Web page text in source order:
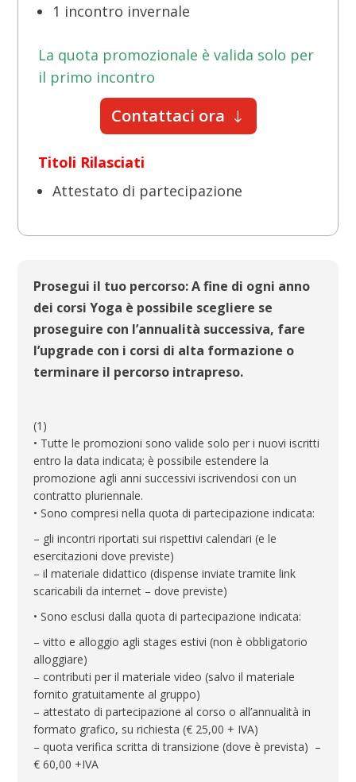
1 incontro invernale
La quota promozionale è valida solo per
il primo incontro
Contattaci ora
Titoli Rilasciati
Attestato di partecipazione
Prosegui il tuo percorso: A fine di ogni anno
dei corsi Yoga è possibile scegliere se
proseguire con l’annualità successiva, fare
l’upgrade con i corsi di alta formazione o
terminare il percorso intrapreso.
(1)
• Tutte le promozioni sono valide solo per i nuovi iscritti
entro la data indicata; è possibile estendere la
promozione agli anni successivi iscrivendosi con un
contratto pluriennale.
• Sono compresi nella quota di partecipazione indicata:
– gli incontri riportati sui rispettivi calendari (e le
esercitazioni dove previste)
– il materiale didattico (dispense inviate tramite link
scaricabili da internet – dove previste)
• Sono esclusi dalla quota di partecipazione indicata:
– vitto e alloggio agli stages estivi (non è obbligatorio
alloggiare)
– contributi per il materiale video (salvo il materiale
fornito gratuitamente al gruppo)
– attestato di partecipazione al corso o all’annualità in
formato grafico, su richiesta (€ 25,00 + IVA)
– quota verifica scritta di transizione (dove è prevista) –
€ 60,00 +IVA